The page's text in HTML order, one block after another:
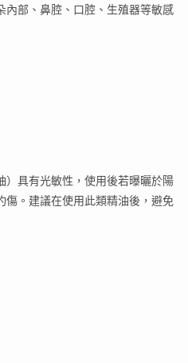
內部、鼻腔、口腔、生殖器等敏感
）具有光敏性，使用後若曝曬於陽
。建議在使用此類精油後，避免